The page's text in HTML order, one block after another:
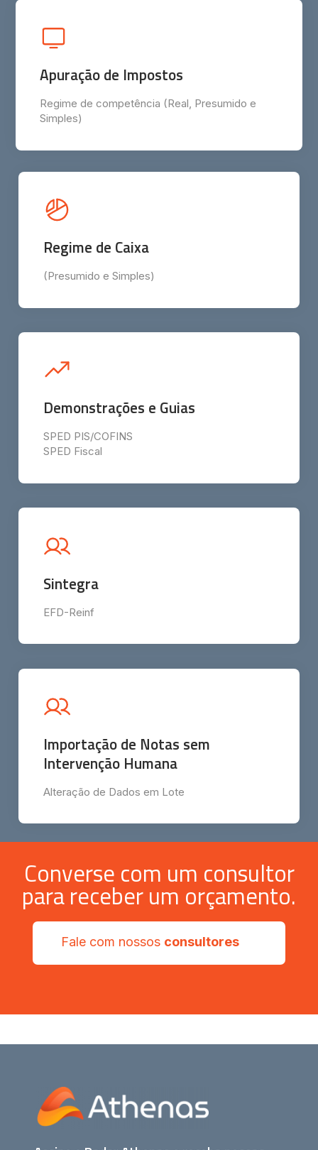
Apuração de Impostos
Regime de competência (Real, Presumido e
Simples)
Regime de Caixa
(Presumido e Simples)
Demonstrações e Guias
SPED PIS/COFINS
SPED Fiscal
Sintegra
EFD-Reinf
Importação de Notas sem
Intervenção Humana
Alteração de Dados em Lote
Converse com um consultor
para receber um orçamento.
Fale com nossos consultores